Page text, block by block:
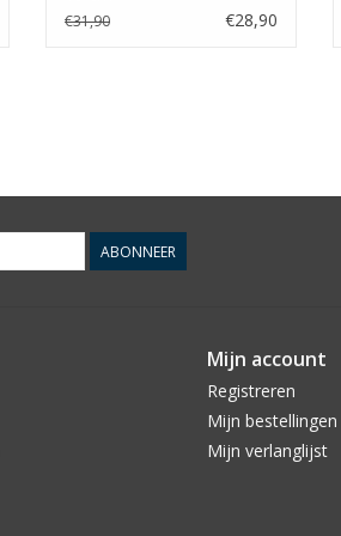
€31,90 €28,90
ABONNEER
Mijn account
Registreren
Mijn bestellingen
Mijn verlanglijst